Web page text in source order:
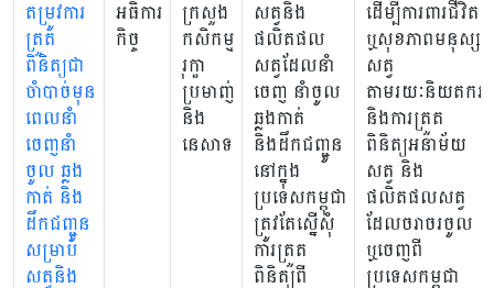
តម្រូវការ
ត្រួត
ពិនិត្យជា
ចាំបាច់មុន
ពេលនាំ
ចេញនាំ
ចូល ឆ្លង
កាត់ និង
ដឹកជញ្ជូន
សម្រាប់
សត្វនិង
អធិការ
កិច្ច
ក្រសួង
កសិកម្ម
រុក្ខា
ប្រមាញ់
និង
នេសាទ
សត្វនិង
ផលិតផល
សត្វដែលនាំ
ចេញ នាំចូល​
ឆ្លងកាត់
និងដឹកជញ្ជូន
នៅក្នុង
ប្រទេសកម្ពុជា
ត្រូវតែស្នើសុំ
ការត្រួត
ពិនិត្យពី
ដើម្បីការពារជីវិត
ឬសុខភាពមនុស្ស
សត្វ
តាមរយៈនិយតករ
និងការត្រួត
ពិនិត្យអនាម័យ
សត្វ និង
ផលិតផលសត្វ
ដែលចរាចរចូល
ឬចេញពី
ប្រទេសកម្ពុជា